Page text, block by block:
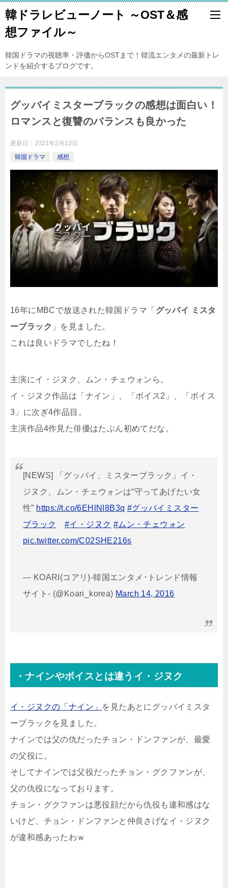
韓ドラレビューノート ～OST＆感
想ファイル～
韓国ドラマの視聴率・評価からOSTまで！韓流エンタメの最新トレ
ンドを紹介するブログです。
グッバイミスターブラックの感想は面白い！
ロマンスと復讐のバランスも良かった
更新日： 2021年2月13日
韓国ドラマ
感想
16年にMBCで放送された韓国ドラマ「 グッバイ ミスタ
ーブラック 」を見ました。
これは良いドラマでしたね！
主演にイ・ジヌク、ムン・チェウォンら。
イ・ジヌク作品は「ナイン」、「ボイス2」、「ボイス
3」に次ぎ4作品目。
主演作品4作見た俳優はたぶん初めてだな。
[NEWS] 「グッバイ、ミスターブラック」イ・
ジヌク、ムン・チェウォンは“守ってあげたい女
性” https://t.co/6EHlNI8B3q #グッバイミスター
ブラック
#イ・ジヌク #ムン・チェウォン
pic.twitter.com/C02SHE216s
— KOARI(コアリ)-韓国エンタメ･トレンド情報
サイト- (@Koari_korea) March 14, 2016
・ナインやボイスとは違うイ・ジヌク
イ・ジヌクの「ナイン」 を見たあとにグッバイミスタ
ーブラックを見ました。
ナインでは父の仇だったチョン・ドンファンが、最愛
の父役に。
そしてナインでは父役だったチョン・グクファンが、
父の仇役になっております。
チョン・グクファンは悪役顔だから仇役も違和感はな
いけど、チョン・ドンファンと仲良さげなイ・ジヌク
が違和感あったわｗ